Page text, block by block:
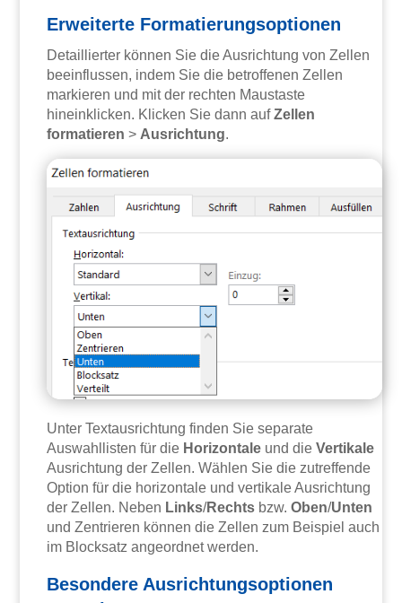
Erweiterte Formatierungsoptionen
Detaillierter können Sie die Ausrichtung von Zellen
beeinflussen, indem Sie die betroffenen Zellen
markieren und mit der rechten Maustaste
hineinklicken. Klicken Sie dann aufZellen
formatieren > Ausrichtung.
Unter Textausrichtung finden Sie separate
Auswahllisten für die Horizontale und dieVertikale
Ausrichtung der Zellen. Wählen Sie die zutreffende
Option für die horizontale und vertikale Ausrichtung
der Zellen. Neben Links/Rechts bzw.Oben/Unten
und Zentrieren können die Zellen zum Beispiel auch
im Blocksatz angeordnet werden.
Besondere Ausrichtungsoptionen